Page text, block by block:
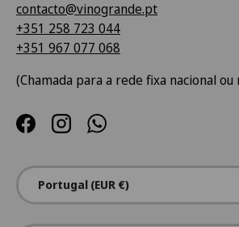
contacto@vinogrande.pt
+351 258 723 044
+351 967 077 068
(Chamada para a rede fixa nacional
FacebookInstagramWhatsApp
País/Região
Portugal (EUR €)